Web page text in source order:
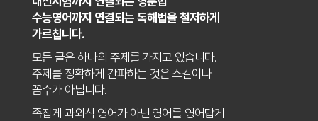
수능영어까지 연결되는 독해법을 철저하게
가르칩니다.
모든 글은 하나의 주제를 가지고 있습니다.
주제를 정확하게 간파하는 것은 스킬이나
꼼수가 아닙니다.
족집게 과외식 영어가 아닌 영어를 영어답게